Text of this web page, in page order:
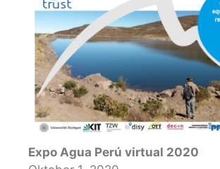
Expo Agua Perú virtual 2020